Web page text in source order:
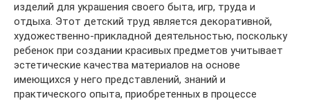
изделий для украшения своего быта, игр, труда и
отдыха. Этот детский труд является декоративной,
художественно-прикладной деятельностью, поскольку
ребенок при создании красивых предметов учитывает
эстетические качества материалов на основе
имеющихся у него представлений, знаний и
практического опыта, приобретенных в процессе